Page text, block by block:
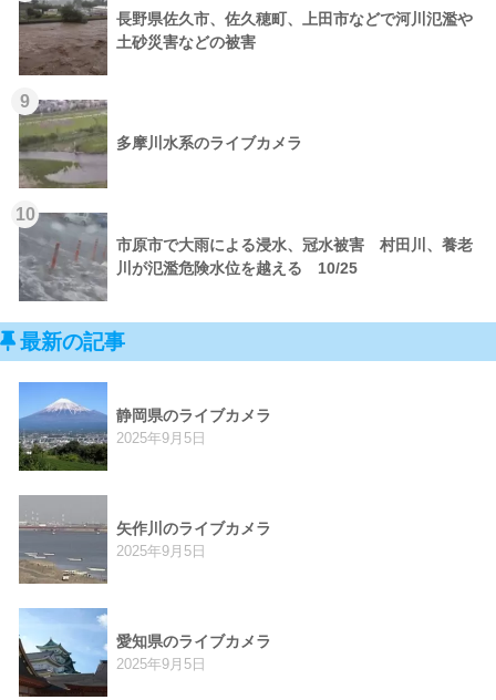
長野県佐久市、佐久穂町、上田市などで河川氾濫や
土砂災害などの被害
9
多摩川水系のライブカメラ
10
市原市で大雨による浸水、冠水被害 村田川、養老
川が氾濫危険水位を越える 10/25
最新の記事
静岡県のライブカメラ
2025年9月5日
矢作川のライブカメラ
2025年9月5日
愛知県のライブカメラ
2025年9月5日